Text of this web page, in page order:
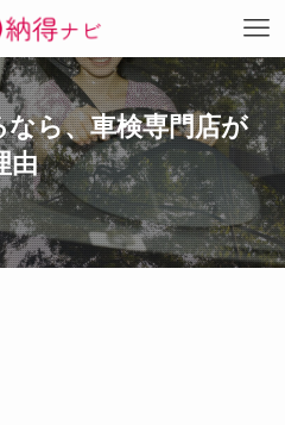
なら、車検専門店が
由